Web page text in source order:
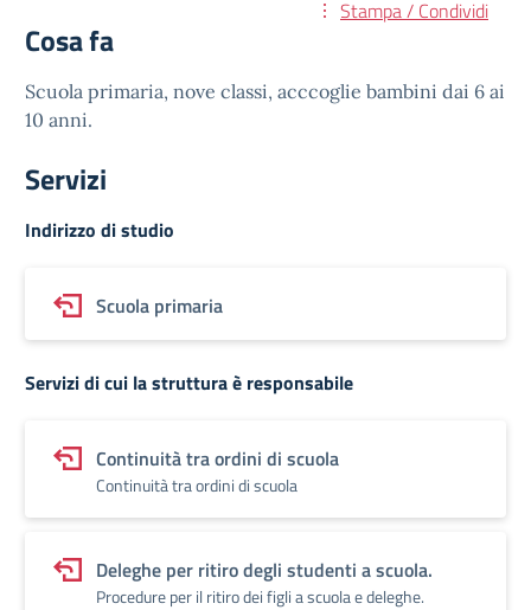
Stampa / Condividi
Cosa fa
Scuola primaria, nove classi, acccoglie bambini dai 6 ai
10 anni.
Servizi
Indirizzo di studio
Scuola primaria
Servizi di cui la struttura è responsabile
Continuità tra ordini di scuola
Continuità tra ordini di scuola
Deleghe per ritiro degli studenti a scuola.
Procedure per il ritiro dei figli a scuola e deleghe.